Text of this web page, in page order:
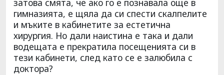
гимназията, е щяла да си спести скалпелите
и мъките в кабинетите за естетична
хирургия. Но дали наистина е така и дали
водещата е прекратила посещенията си в
тези кабинети, след като се е залюбила с
доктора?